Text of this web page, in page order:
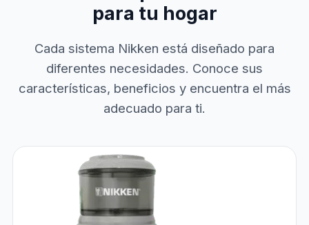
para tu hogar
Cada sistema Nikken está diseñado para
diferentes necesidades. Conoce sus
características, beneficios y encuentra el más
adecuado para ti.